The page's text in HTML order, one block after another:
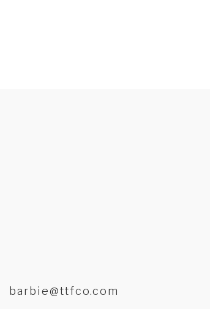
barbie@ttfco.com